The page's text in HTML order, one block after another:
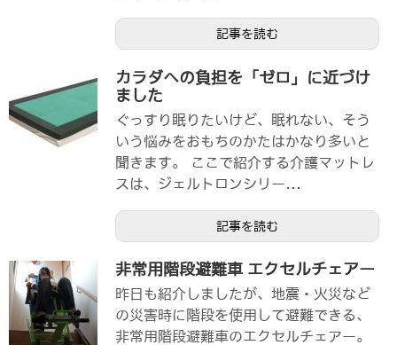
記事を読む
カラダへの負担を「ゼロ」に近づけ
ました
ぐっすり眠りたいけど、眠れない、そう
いう悩みをおもちのかたはかなり多いと
聞きます。 ここで紹介する介護マットレ
スは、ジェルトロンシリー...
記事を読む
非常用階段避難車 エクセルチェアー
昨日も紹介しましたが、地震・火災など
の災害時に階段を使用して避難できる、
非常用階段避難車のエクセルチェアー。